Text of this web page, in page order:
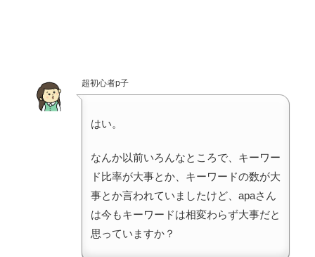
超初心者p子
はい。
なんか以前いろんなところで、キーワー
ド比率が大事とか、キーワードの数が大
事とか言われていましたけど、apaさん
は今もキーワードは相変わらず大事だと
思っていますか？